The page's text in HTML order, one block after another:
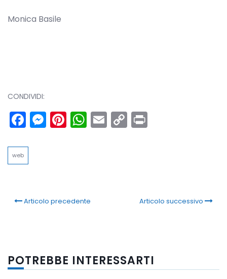
Monica Basile
CONDIVIDI:
Facebook
Messenger
Pinterest
WhatsApp
Email
Copy
Link
web
Articolo precedente Articolo successivo
POTREBBE INTERESSARTI